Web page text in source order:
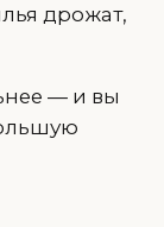
дрожат,
— и вы